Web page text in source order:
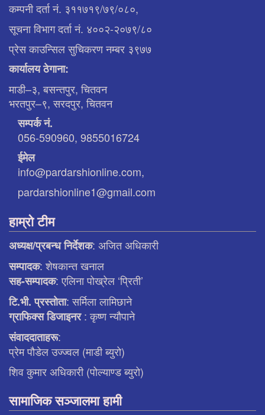
कम्पनी दर्ता नं. ३११७१९/७९/०८०,
सूचना विभाग दर्ता नं. ४००२-२०७९/८०
प्रेस काउन्सिल सुचिकरण नम्बर ३९७७
कार्यालय ठेगाना:
माडी–३, बसन्तपुर, चितवन
भरतपुर–९, सरदपुर, चितवन
सम्पर्क नं.
056-590960, 9855016724
ईमेल
info@pardarshionline.com,
pardarshionline1@gmail.com
हाम्रो टीम
अध्यक्ष/प्रबन्ध निर्देशक: अजित अधिकारी
सम्पादक: शेषकान्त खनाल
सह-सम्पादक: एलिना पाेख्रेल ‘प्रिती’
टि.भी. प्रस्ताेता: सर्मिला लामिछाने
ग्राफिक्स डिजाइनर: कृष्ण न्याैपाने
संवाददाताहरू:
प्रेम पौडेल उज्ज्वल (माडी ब्युरो)
शिव कुमार अधिकारी (पोल्याण्ड ब्युरो)
सामाजिक सञ्जालमा हामी